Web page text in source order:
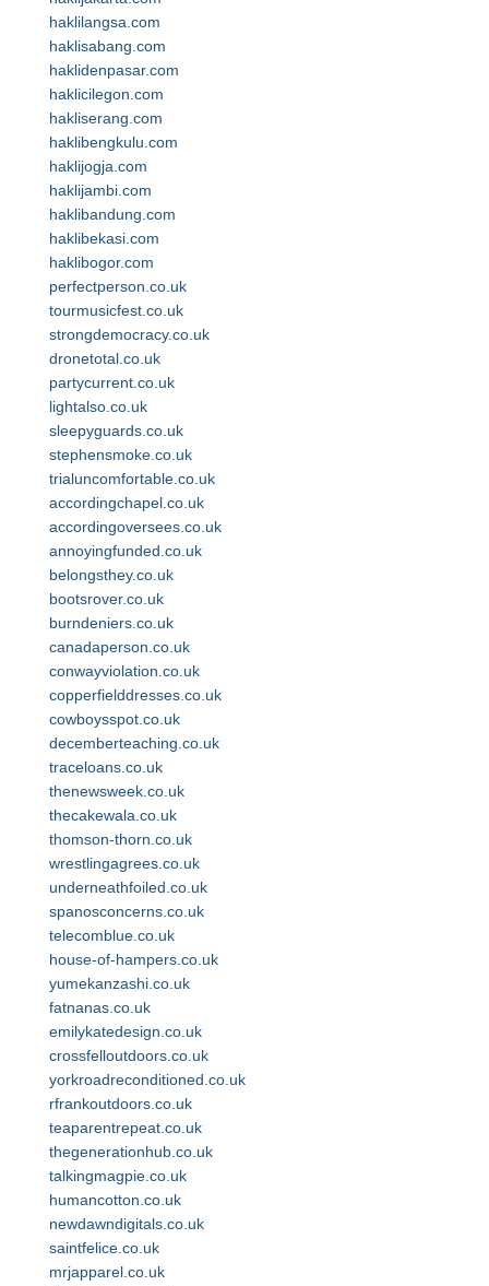
haklilangsa.com
haklisabang.com
haklidenpasar.com
haklicilegon.com
hakliserang.com
haklibengkulu.com
haklijogja.com
haklijambi.com
haklibandung.com
haklibekasi.com
haklibogor.com
perfectperson.co.uk
tourmusicfest.co.uk
strongdemocracy.co.uk
dronetotal.co.uk
partycurrent.co.uk
lightalso.co.uk
sleepyguards.co.uk
stephensmoke.co.uk
trialuncomfortable.co.uk
accordingchapel.co.uk
accordingoversees.co.uk
annoyingfunded.co.uk
belongsthey.co.uk
bootsrover.co.uk
burndeniers.co.uk
canadaperson.co.uk
conwayviolation.co.uk
copperfielddresses.co.uk
cowboysspot.co.uk
decemberteaching.co.uk
traceloans.co.uk
thenewsweek.co.uk
thecakewala.co.uk
thomson-thorn.co.uk
wrestlingagrees.co.uk
underneathfoiled.co.uk
spanosconcerns.co.uk
telecomblue.co.uk
house-of-hampers.co.uk
yumekanzashi.co.uk
fatnanas.co.uk
emilykatedesign.co.uk
crossfelloutdoors.co.uk
yorkroadreconditioned.co.uk
rfrankoutdoors.co.uk
teaparentrepeat.co.uk
thegenerationhub.co.uk
talkingmagpie.co.uk
humancotton.co.uk
newdawndigitals.co.uk
saintfelice.co.uk
mrjapparel.co.uk